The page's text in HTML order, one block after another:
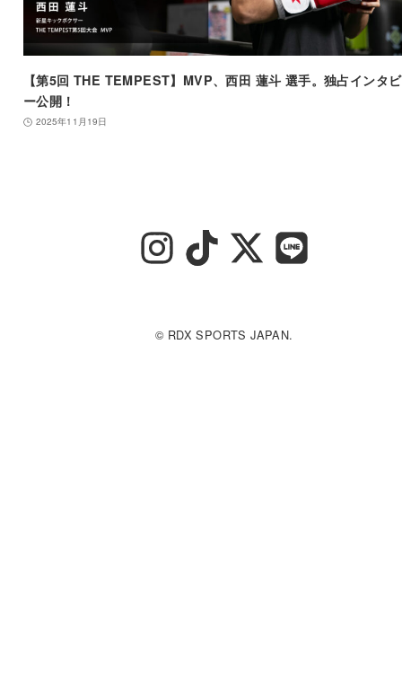
【第5回 THE TEMPEST】MVP、西田 蓮斗 選手。独占インタ
ー公開！
2025年11月19日
© RDX SPORTS JAPAN.